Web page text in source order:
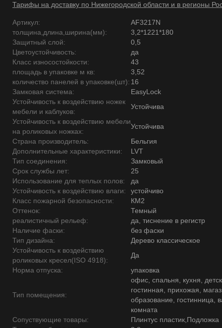
Тарифы на доставку по Нижегородской области и в регионы
Артикул:
AF3217N
толщина,длина,ширина(мм):
3,2*1221*180
Защитный слой:
0,5
Цветоустойчивость:
да
Класс износостойкости:
43
площадь в упаковке м кв:
3,52
количество панелей в упаковке(шт): 16
Замковая система:
EasyLock
Устойчивость к воздействию ножек
мебели и каблуков:
Устойчива
Устойчивость к воздействию мебели
на роликовых ножках:
Устойчива
Страна производитель:
Бельгия
Дополнительные характеристики:
LVT
Тип соединения:
Замковый
Срок службы лет:
25
Использование для теплых полов:
да
Устойчивость к воздействию влаги:
устойчиво
Класс пожарной безопасности:
КМ2
Оттенок:
Темный
реалистичный рельеф:
да, тиснение в регистр
Наличие фаски:
без фаски
Тип дизайна:
Дерево классическое
Устойчивость к воздействию
роликовых кресел(ISO 4918):
Да
Норма отпуска:
упаковка
Тип помещения:
офис, спальня, кухня,
гостинная, прихожая,
образование, гостинница,
комната
Сопуствующие товары:
Плинтус пластик,Подложка